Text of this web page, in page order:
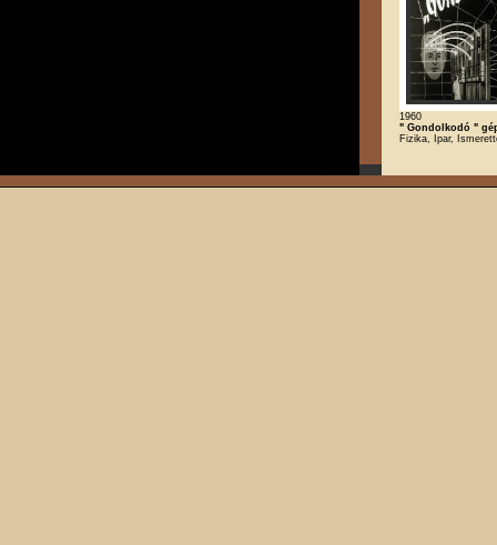
1960
" Gondolkodó "
Fizika, Ipar,